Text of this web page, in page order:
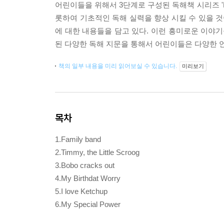
어린이들을 위해서 3단계로 구성된 독해책 시리
롯하여 기초적인 독해 실력을 향상 시킬 수 있을
에 대한 내용들을 담고 있다. 이런 흥미로운 이야
된 다양한 독해 지문을 통해서 어린이들은 다양한
책의 일부 내용을 미리 읽어보실 수 있습니다. 미리보기
목차
1.Family band
2.Timmy, the Little Scroog
3.Bobo cracks out
4.My Birthdat Worry
5.I love Ketchup
6.My Special Power